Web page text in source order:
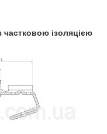
частковою ізоляцією